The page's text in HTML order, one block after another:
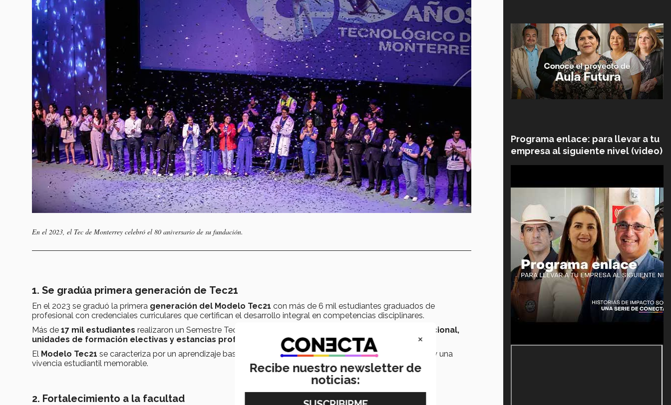
En el 2023, el Tec de Monterrey celebró el 80 aniversario de su fundación.
1. Se gradúa primera generación de Tec21
En el 2023 se graduó la primera generación del Modelo Tec21 con más de 6 mil estudiantes graduados de
profesional con credenciales curriculares que certifican el desarrollo integral en competencias disciplinares.
Más de 17 mil estudiantes realizaron un Semestre Tec distribuidos en concentraciones,
programa internacional,
unidades de formación electivas y estancias profesionales empresariales e investigación
El Modelo Tec21 se caracteriza por un aprendizaje basado en retos, con flexibilidad, profesores inspiradores y una
vivencia estudiantil memorable.
2. Fortalecimiento a la facultad
Programa enlace: para llevar a tu
empresa al siguiente nivel (video)
×
Recibe nuestro newsletter de
noticias: